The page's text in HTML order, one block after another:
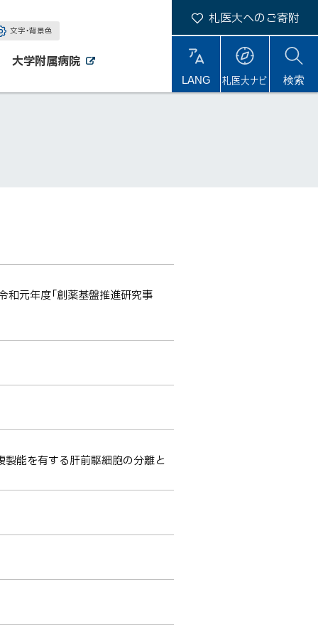
文字・背景色
大学附属病院
サ
札医大へのご寄附
LANG 札医大ナビ
サ
イ
検索
和元年度「創薬基盤推進研究事
製能を有する肝前駆細胞の分離と